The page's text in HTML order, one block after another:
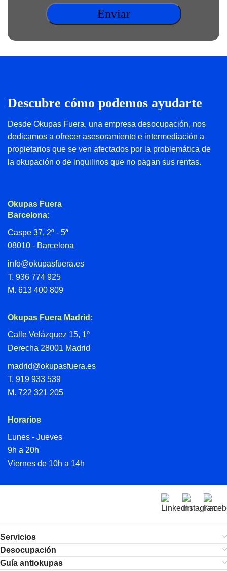
(Obligatorio)
privacidad
(Obligatorio)
Descubre cómo podemos ayudarte
Desde Okupas Fuera, una empresa desocupación, nos
dedicamos a ofrecer asesoramiento e intermediación a
propietarios que se ven afectados por la problemática de
la okupación o de inquilinos que no pagan sus rentas.
Okupas Fuera
Barcelona:
Caspe 37, 2º - 5ª
08010 - Barcelona
info@okupasfuera.es
T. 936 774 925
M. 613 400 809
Okupas Fuera Madrid:
Calle Velázquez 15, 1º
Derecha 28001 Madrid
madrid@okupasfuera.es
T. 919 933 539
M. 722 321 205
Horarios
Lunes - Jueves
9h a 20h
Viernes de 10h a 14h
Servicios
Desocupación
Guía antiokupas